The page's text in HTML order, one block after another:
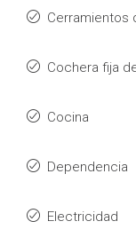
Cerramientos
Cochera fija
Cocina
Dependencia
Electricidad